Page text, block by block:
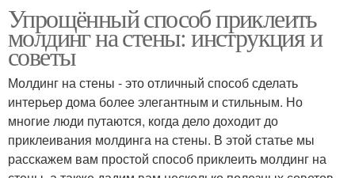
Упрощённый способ приклеить
молдинг на стены: инструкция и
советы
Молдинг на стены - это отличный способ сделать
интерьер дома более элегантным и стильным. Но
многие люди путаются, когда дело доходит до
приклеивания молдинга на стены. В этой статье мы
расскажем вам простой способ приклеить молдинг на